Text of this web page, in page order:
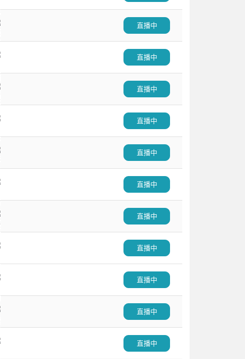
直播中
直播中
直播中
直播中
直播中
直播中
直播中
直播中
直播中
直播中
直播中